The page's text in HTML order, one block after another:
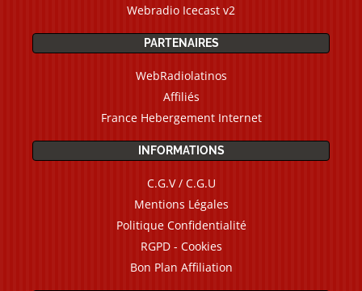
Webradio Icecast v2
PARTENAIRES
WebRadiolatinos
Affiliés
France Hebergement Internet
INFORMATIONS
C.G.V / C.G.U
Mentions Légales
Politique Confidentialité
RGPD - Cookies
Bon Plan Affiliation